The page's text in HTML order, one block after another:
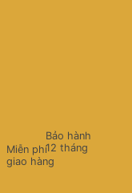
Bảo hành
12 tháng
Miễn phí
giao hàng